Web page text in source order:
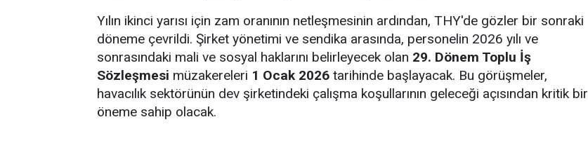
Yılın ikinci yarısı için zam oranının netleşmesinin ardından, THY'de gözler bir sonraki
döneme çevrildi. Şirket yönetimi ve sendika arasında, personelin 2026 yılı ve
sonrasındaki mali ve sosyal haklarını belirleyecek olan 29. Dönem Toplu İş
Sözleşmesi müzakereleri 1 Ocak 2026 tarihinde başlayacak. Bu görüşmeler,
havacılık sektörünün dev şirketindeki çalışma koşullarının geleceği açısından kritik bir
öneme sahip olacak.